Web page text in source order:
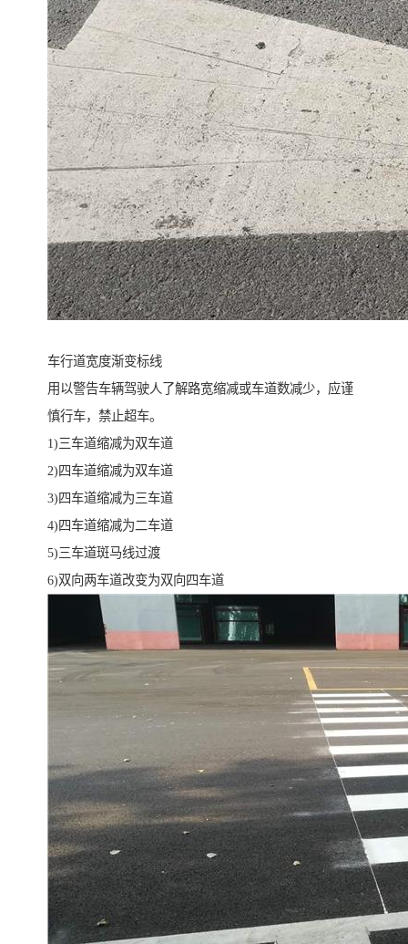
车行道宽度渐变标线
用以警告车辆驾驶人了解路宽缩减或车道数减少，应谨
慎行车，禁止超车。
1)三车道缩减为双车道
2)四车道缩减为双车道
3)四车道缩减为三车道
4)四车道缩减为二车道
5)三车道斑马线过渡
6)双向两车道改变为双向四车道